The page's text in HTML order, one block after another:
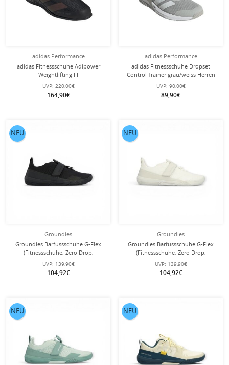
adidas Performance
adidas Fitnessschuhe Adipower
Weightlifting III
(Gewichtheberschuh) 2025
schwarz/carbon Herren
UVP: 220,00€
164,90€
adidas Performance
adidas Fitnessschuhe Dropset
Control Trainer grau/weiss Herren
UVP: 90,00€
89,90€
Groundies
Groundies Barfussschuhe G-Flex
(Fitnessschuhe, Zero Drop,
Klettverschluss) schwarz Herren
UVP: 139,90€
104,92€
NEU
Groundies
Groundies Barfussschuhe G-Flex
(Fitnessschuhe, Zero Drop,
Klettverschluss) weiss Herren
UVP: 139,90€
104,92€
NEU
NEU NEU